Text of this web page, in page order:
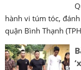
hành vi túm tóc,
quận Bình Thạnh